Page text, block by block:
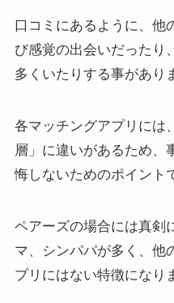
口コミにあるように、他
び感覚の出会いだったり
多くいたりする事があり
各マッチングアプリには
層」に違いがあるため、
悔しないためのポイント
ペアーズの場合には真剣
マ、シンパパが多く、他
プリにはない特徴になり